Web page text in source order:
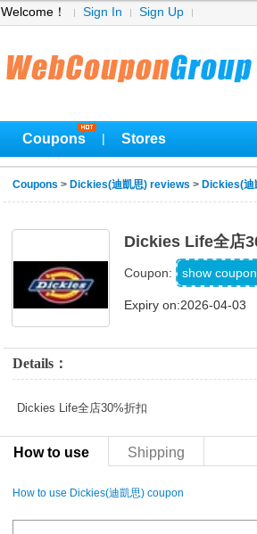
Welcome！ Sign In Sign Up
Coupons Stores
Coupons > Dickies(迪凱思) reviews > Dickies(迪
Dickies Life全店
Coupon: show coupon
Expiry on:2026-04-03
Details：
Dickies Life全店30%折扣
How to use Shipping
How to use Dickies(迪凱思) coupon